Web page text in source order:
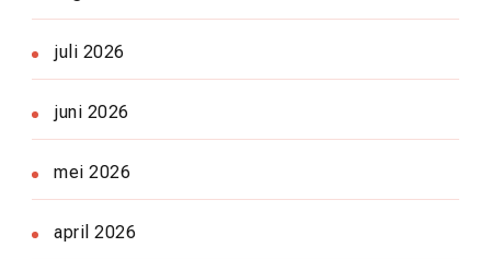
juli 2026
juni 2026
mei 2026
april 2026